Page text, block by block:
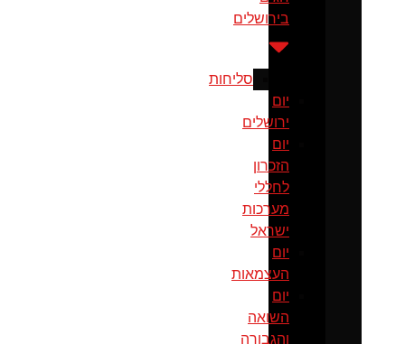
בירושלים
סליחות
יום
ירושלים
יום
הזכרון
לחללי
מערכות
ישראל
יום
העצמאות
יום
השואה
והגבורה